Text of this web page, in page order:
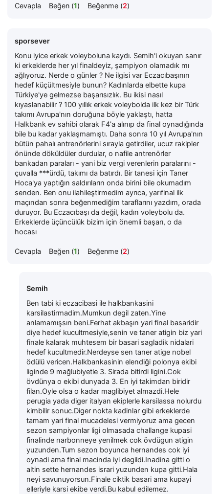
Cevapla Beğen (1) Beğenme (2)
sporsever
Konu iyice erkek voleyboluna kaydı. Semih'i okuyan sanır
ki erkeklerde her yıl finaldeyiz, şampiyon olamadık mı
ağlıyoruz. Nerde o günler ? Ne ilgisi var Eczacıbaşının
hedef küçültmesiyle bunun? Kadınlarda elbette kupa
Türkiye'ye gelmezse başarısızlık. Bu ikisi nasıl
kıyaslanabilir ? 100 yıllık erkek voleybolda ilk kez bir Türk
takımı Avrupa'nın doruğuna böyle yaklaştı, hatta
Halkbank ev sahibi olarak F4'a alınıp da final oynadığında
bile bu kadar yaklaşmamıştı. Daha sonra 10 yıl Avrupa'nın
bütün pahalı antrenörlerini sırayla getirdiler, ucuz rakipler
önünde döküldüler durdular, o nafile antrenörler
bankadan paraları - yani biz vergi verenlerin paralarını -
çuvalla ***ürdü, takımı da batırdı. Bir tanesi için Taner
Hoca'ya yaptığın saldırıların onda birini bile okumadım
senden. Ben onu ilahileştirmedim ayrıca, yarıfinal ilk
maçından sonra beğenmediğim taraflarını yazdım, orada
duruyor. Bu Eczacıbaşı da değil, kadın voleybolu da.
Erkeklerde üçüncülük bizim için önemli başarı, o da
hocası
Cevapla Beğen (1) Beğenme (2)
Semih
Ben tabi ki eczacibasi ile halkbankasini
karsilastirmadim.Mumkun degil zaten.Yine
anlamamışsın beni.Ferhat akbaşın yari final basaridir
diye hedef kucultmesiyle,senin ve taner atigin biz yari
finale kalarak muhtesem bir basari sagladik nidalari
hedef kucultmedir.Nerdeyse sen taner atige nobel
ödülü vericen.Halkbankasinin elendiği polonya ekibi
liginde 9 mağlubiyetle 3. Sirada bitirdi ligini.Cok
övdünya o ekibi dunyada 3. En iyi takimdan biridir
filan.Oyle olsa o kadar maglibiyet almazdi.Hele
perugia yada diger italyan ekiplerle karsilassa nolurdu
kimbilir sonuc.Diger nokta kadinlar gibi erkeklerde
tamam yari final mucadelesi vermiyoruz ama gecen
sezon sampiyonlar ligi olmasada challange kupasi
finalinde narbonneye yenilmek cok övdügun atigin
yuzunden.Tum sezon boyunca hernandes cok iyi
oynadi ama final macinda iyi degildi.Inadina gitti o
altin sette hernandes israri yuzunden kupa gitti.Hala
neyi savunuyorsun.Finale ciktik basari ama kupayi
elleriyle karsi ekibe verdi.Bu kabul edilemez.